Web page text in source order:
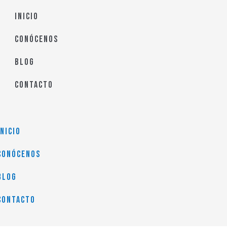
Inicio
Conócenos
Blog
Contacto